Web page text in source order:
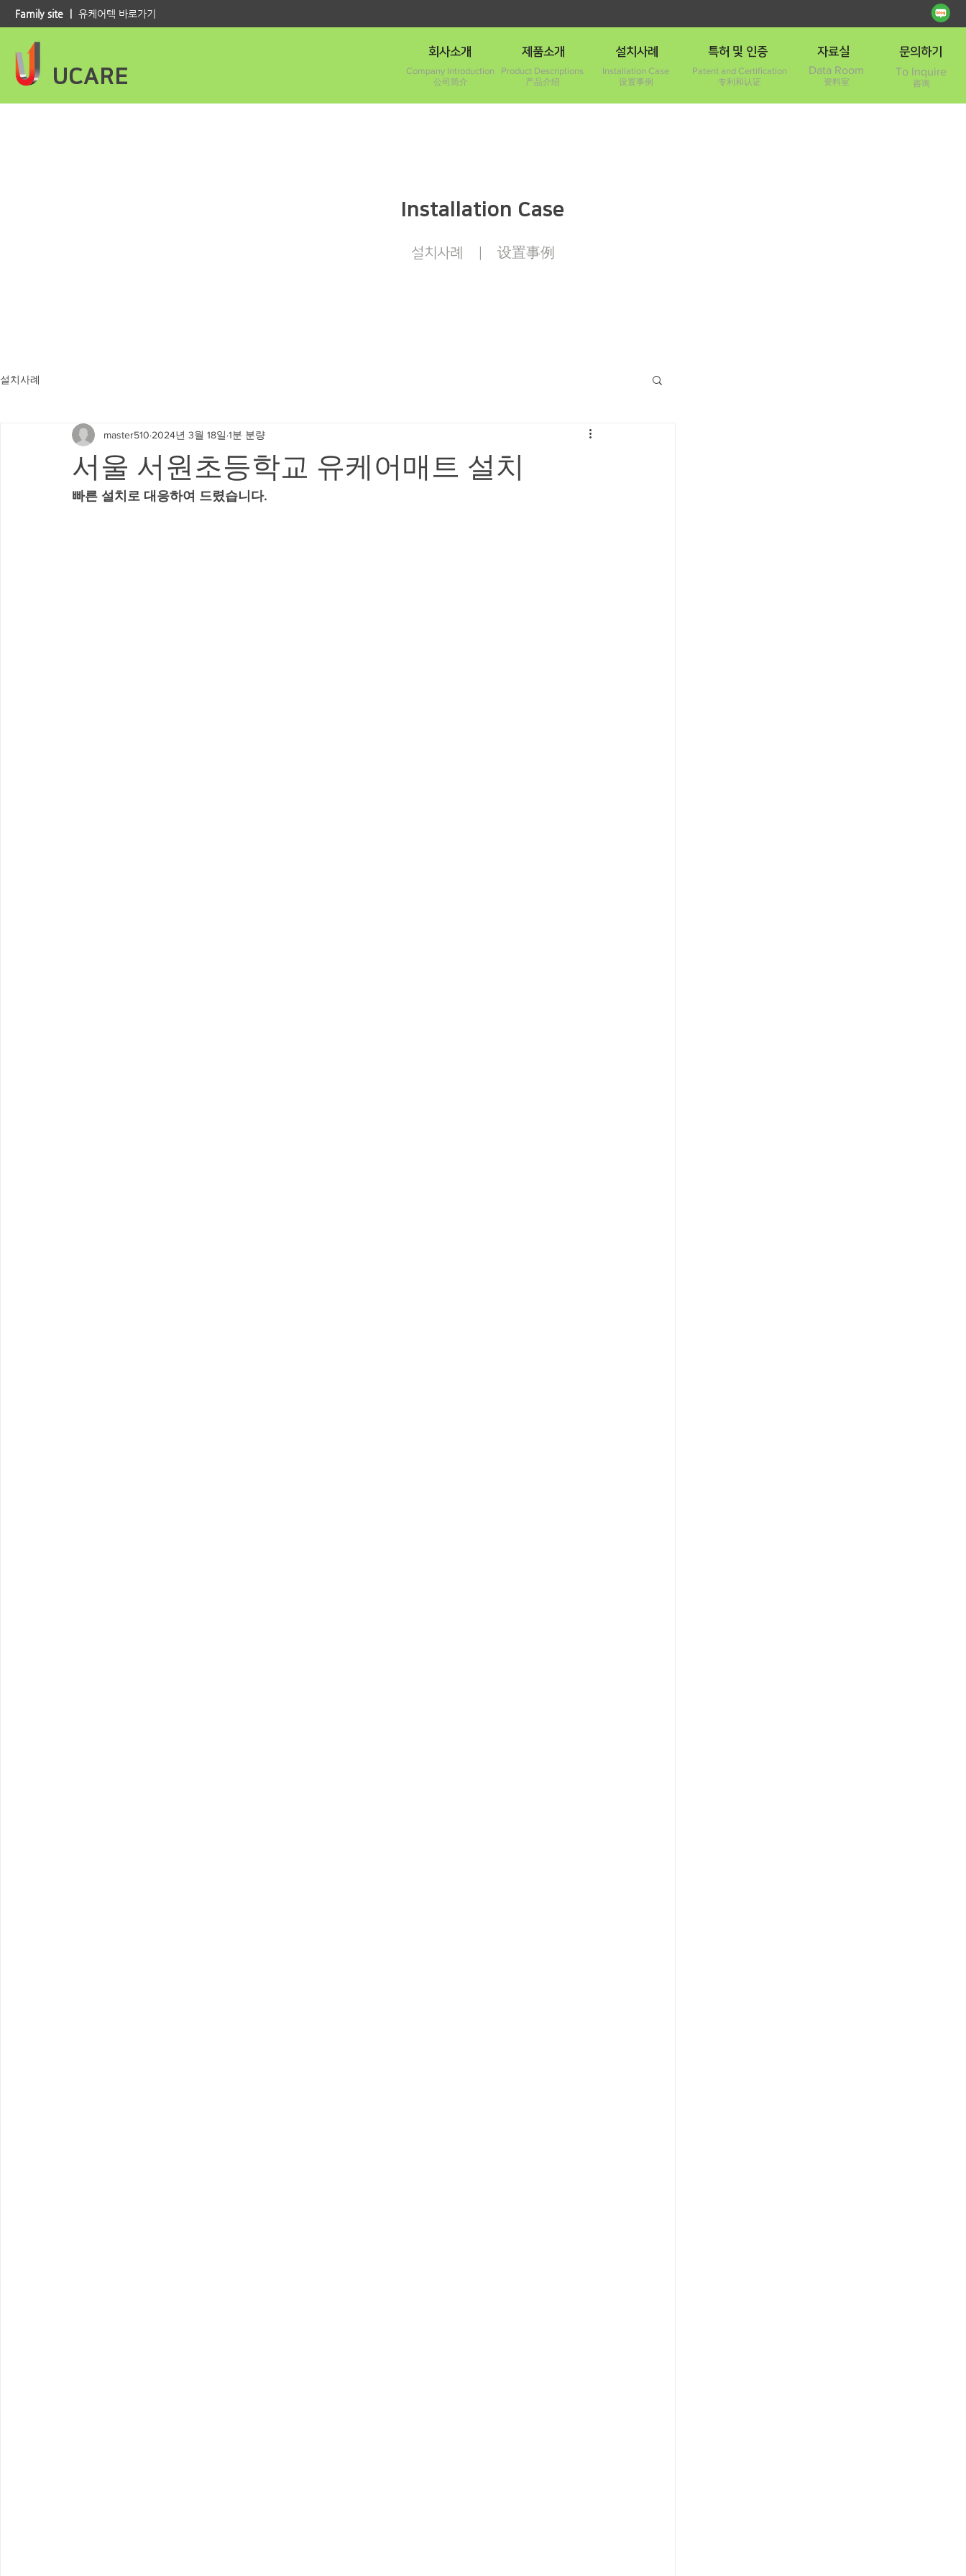
Family site ｜ 유케어텍 바로가기
UCARE
회사소개 제품소개 설치사례 특허 및 인증 자료실 문의하기
Company Introduction
公司简介
Product Descriptions
产品介绍
Installation Case
设置事例
Patent and Certification
专利和认证
Data Room
资料室
To Inquire
咨询
Installation Case
설치사례 ｜ 设置事例
설치사례
서울 서원초등학교 유케어매트 설치
master510 2024년 3월 18일 1분 분량
빠른 설치로 대응하여 드렸습니다.